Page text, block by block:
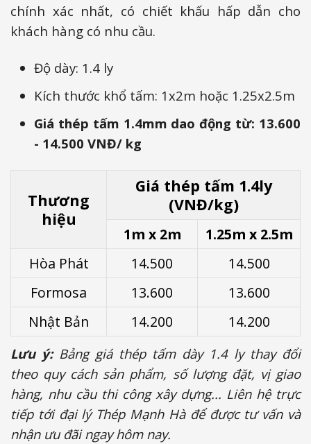
chính xác nhất, có chiết khấu hấp dẫn cho
khách hàng có nhu cầu.
Độ dày: 1.4 ly
Kích thước khổ tấm: 1x2m hoặc 1.25x2.5m
Giá thép tấm 1.4mm dao động từ: 13.600
- 14.500 VNĐ/ kg
Thương
hiệu
Giá thép tấm 1.4ly
(VNĐ/kg)
1m x 2m
1.25m x 2.5m
Hòa Phát
14.500
14.500
Formosa
13.600
13.600
Nhật Bản
14.200 14.200
Lưu ý:Bảng giá thép tấm dày 1.4 ly thay đổi
theo quy cách sản phẩm, số lượng đặt, vị giao
hàng, nhu cầu thi công xây dựng... Liên hệ trực
tiếp tới đại lý Thép Mạnh Hà để được tư vấn và
nhận ưu đãi ngay hôm nay.